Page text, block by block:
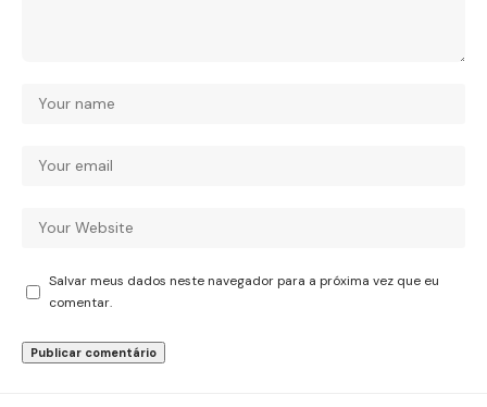
Salvar meus dados neste navegador para a próxima vez que eu
comentar.